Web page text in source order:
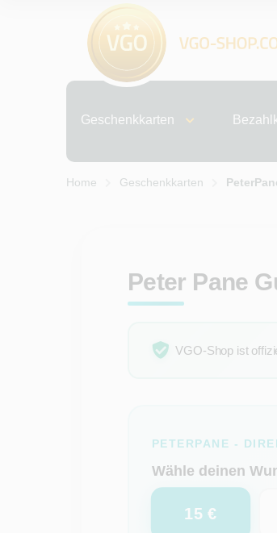
Geschenkkarten
Home Geschenkkarten
Peter Pane
VGO-Shop ist
PETERPANE -
Wähle deinen
15 €